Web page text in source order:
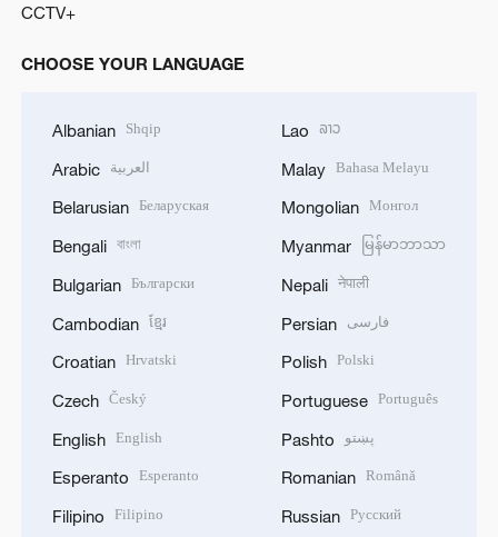
CCTV+
CHOOSE YOUR LANGUAGE
Albanian Shqip
Arabic العربية
Belarusian Беларуская
Bengali বাংলা
Bulgarian Български
Cambodian ខ្មែរ
Croatian Hrvatski
Czech Český
English English
Esperanto Esperanto
Filipino Filipino
Lao ລາວ
Malay Bahasa Melayu
Mongolian Монгол
Myanmar မြန်မာဘာသာ
Nepali नेपाली
Persian فارسی
Polish Polski
Portuguese Português
Pashto پښتو
Romanian Română
Russian Русский